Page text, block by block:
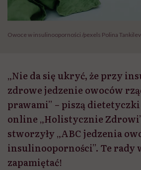
Owoce w insulinooporności /pexels Polina
„Nie da się ukryć, że przy
zdrowe jedzenie owoców
prawami” – piszą
online „Holistycznie
stworzyły „ABC jedzenia
insulinooporności”. Te rady
zapamiętać!